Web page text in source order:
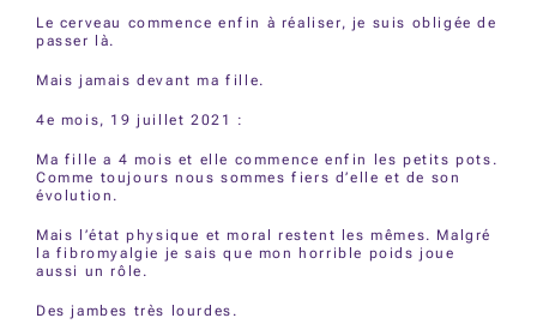
Le cerveau commence enfin à réaliser, je suis obligée de
passer là.
Mais jamais devant ma fille.
4e mois, 19 juillet 2021 :
Ma fille a 4 mois et elle commence enfin les petits pots.
Comme toujours nous sommes fiers d’elle et de son
évolution.
Mais l’état physique et moral restent les mêmes. Malgré
la fibromyalgie je sais que mon horrible poids joue
aussi un rôle.
Des jambes très lourdes.